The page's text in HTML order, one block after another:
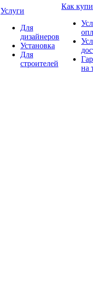
Услуги
Для
дизайнеров
Установка
Для
строителей
Как
на